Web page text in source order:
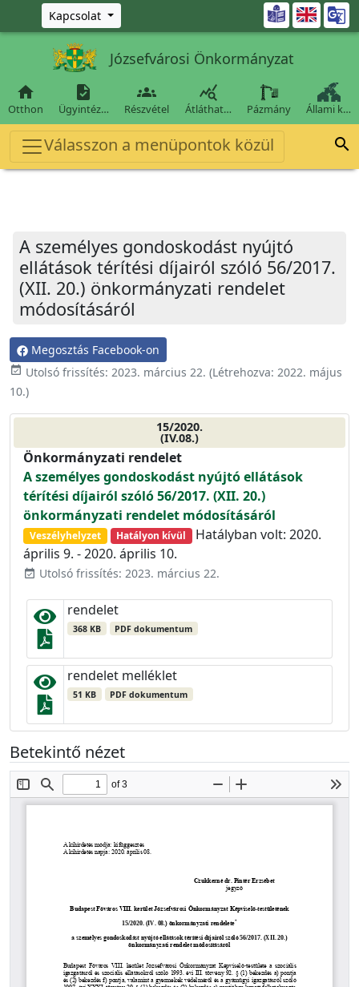
Ugrás a fő tartalomra
Kapcsolat 
Józsefvárosi Önkormányzat

Otthon

Ügyintéz…

Részvétel

Átláthat… Pázmány Állami k…
Válasszon a menüpontok közül 
A személyes gondoskodást nyújtó
ellátások térítési díjairól szóló 56/2017.
(XII. 20.) önkormányzati rendelet
módosításáról
Megosztás Facebook-on
event_available Utolsó frissítés: 2023. március 22. (Létrehozva: 2022. május
10.)
15/2020.
(IV.08.)
Önkormányzati rendelet
A személyes gondoskodást nyújtó ellátások
térítési díjairól szóló 56/2017. (XII. 20.)
önkormányzati rendelet módosításáról
Veszélyhelyzet Hatályon kívül
Hatályban volt: 2020.
április 9. - 2020. április 10.
event_available Utolsó frissítés: 2023. március 22.
rendelet
368 KB PDF dokumentum
rendelet melléklet
51 KB PDF dokumentum
Betekintő nézet